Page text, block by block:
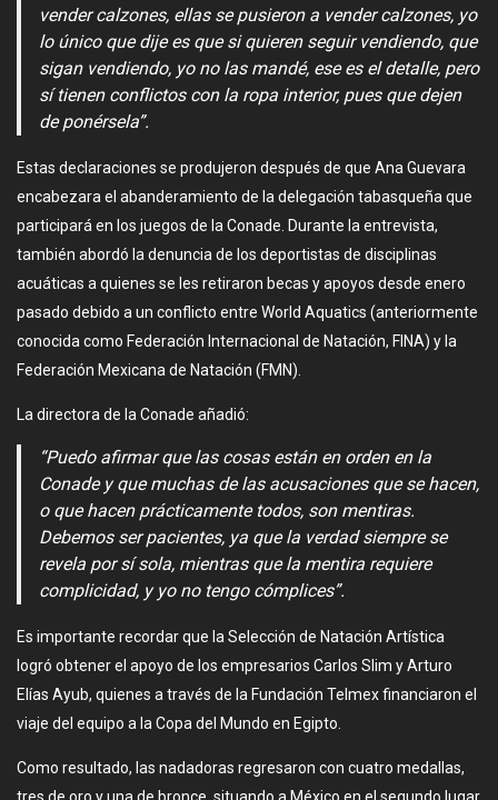
vender calzones, ellas se pusieron a vender calzones, yo
lo único que dije es que si quieren seguir vendiendo, que
sigan vendiendo, yo no las mandé, ese es el detalle, pero
sí tienen conflictos con la ropa interior, pues que dejen
de ponérsela”.
Estas declaraciones se produjeron después de que Ana Guevara
encabezara el abanderamiento de la delegación tabasqueña que
participará en los juegos de la Conade. Durante la entrevista,
también abordó la denuncia de los deportistas de disciplinas
acuáticas a quienes se les retiraron becas y apoyos desde enero
pasado debido a un conflicto entre World Aquatics (anteriormente
conocida como Federación Internacional de Natación, FINA) y la
Federación Mexicana de Natación (FMN).
La directora de la Conade añadió:
“Puedo afirmar que las cosas están en orden en la
Conade y que muchas de las acusaciones que se hacen,
o que hacen prácticamente todos, son mentiras.
Debemos ser pacientes, ya que la verdad siempre se
revela por sí sola, mientras que la mentira requiere
complicidad, y yo no tengo cómplices”.
Es importante recordar que la Selección de Natación Artística
logró obtener el apoyo de los empresarios Carlos Slim y Arturo
Elías Ayub, quienes a través de la Fundación Telmex financiaron el
viaje del equipo a la Copa del Mundo en Egipto.
Como resultado, las nadadoras regresaron con cuatro medallas,
tres de oro y una de bronce, situando a México en el segundo lugar